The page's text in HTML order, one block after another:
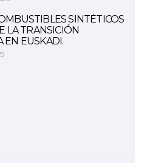
SINTÉTICOS
LA TRANSICIÓN
EN EUSKADI.